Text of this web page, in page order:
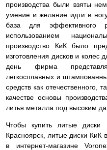
производства были взяты
умение и желание идти в
база для эффективного
использованием
производство КиК было
изготовления дисков и
день фирма
легкосплавных и
средств как отечественного,
качестве основы
литья металла под высоким
Чтобы купить литые диски
Красноярск, литые диски КиК
в интернет-магазине